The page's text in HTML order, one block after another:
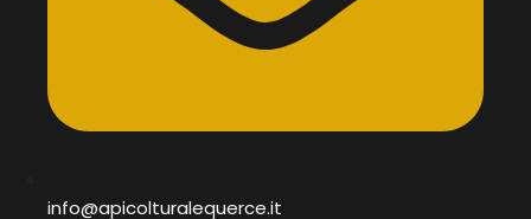
info@apicolturalequerce.it